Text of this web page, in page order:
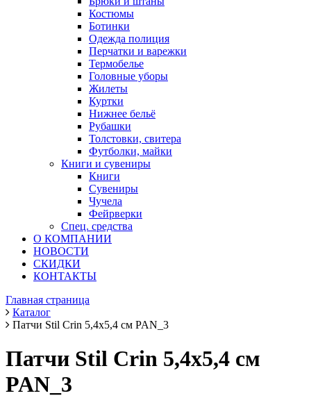
Костюмы
Ботинки
Одежда полиция
Перчатки и варежки
Термобелье
Головные уборы
Жилеты
Куртки
Нижнее бельё
Рубашки
Толстовки, свитера
Футболки, майки
Книги и сувениры
Книги
Сувениры
Чучела
Фейрверки
Спец. средства
О КОМПАНИИ
НОВОСТИ
СКИДКИ
КОНТАКТЫ
Главная страница
Каталог
Патчи Stil Crin 5,4х5,4 см PAN_3
Патчи Stil Crin 5,4х5,4 см
PAN_3